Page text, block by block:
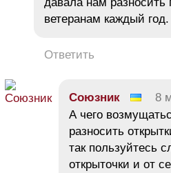
ветеранам каждый год.
Ответить
Союзник 8
А чего
разносить
так пользуйтесь
открыточки и от